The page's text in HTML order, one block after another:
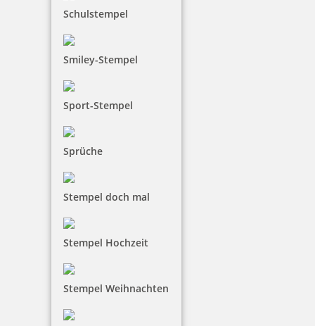
Schulstempel
Smiley-Stempel
Sport-Stempel
Sprüche
Stempel doch mal
Stempel Hochzeit
Stempel Weihnachten
Jetzt gestalten
Jetzt gestalten